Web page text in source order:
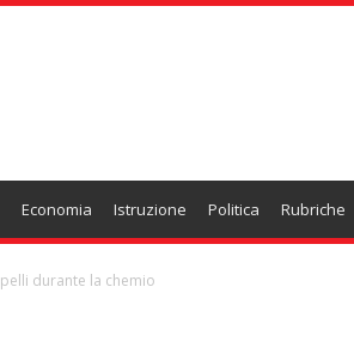
Economia Istruzione Politica Rubriche
durante la chemio